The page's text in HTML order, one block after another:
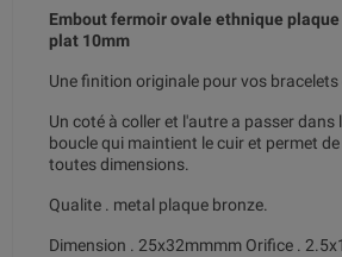
Embout fermoir ovale ethnique
plat 10mm
Une finition originale pour vos
Un coté à coller et l'autre a passer dans
boucle qui maintient le cuir et permet
toutes dimensions.
Qualite . metal plaque bronze.
Dimension . 25x32mmmm Orifice .